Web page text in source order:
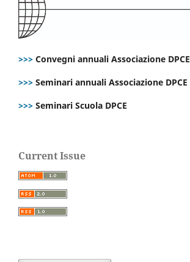
>>> Convegni annuali Associazione DPCE
>>> Seminari annuali Associazione DPCE
>>> Seminari Scuola DPCE
Current Issue